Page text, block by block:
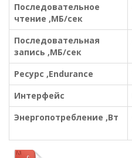
Последовательное
чтение ,МБ/сек
Последовательная
запись ,МБ/сек
Ресурс ,Endurance
Интерфейс
Энергопотребление ,Вт